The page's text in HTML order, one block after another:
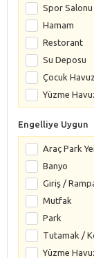
Spor Salonu
Hamam
Restorant
Su Deposu
Çocuk
Yüzme
Engelliye Uygun
Araç Park
Banyo
Giriş /
Mutfak
Park
Tutamak /
Yüzme